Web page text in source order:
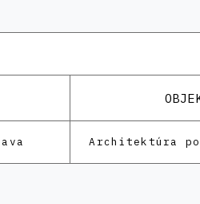
Architektúra